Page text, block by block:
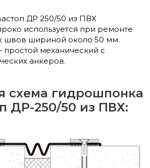
ДР 250/50 из ПВХ
используется при ремонте
швов шириной около 50 мм.
механический с
анкеров.
схема гидрошпонка
ДР-250/50 из ПВХ: